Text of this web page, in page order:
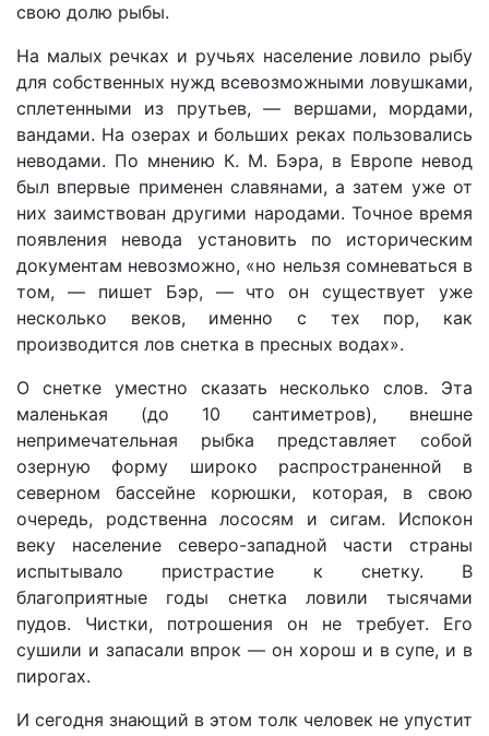
свою долю рыбы.
На малых речках и ручьях население ловило рыбу
для собственных нужд всевозможными ловушками,
сплетенными из прутьев, — вершами, мордами,
вандами. На озерах и больших реках пользовались
неводами. По мнению К. М. Бэра, в Европе невод
был впервые применен славянами, а затем уже от
них заимствован другими народами. Точное время
появления невода установить по историческим
документам невозможно, «но нельзя сомневаться в
том, — пишет Бэр, — что он существует уже
несколько веков, именно с тех пор, как
производится лов снетка в пресных водах».
О снетке уместно сказать несколько слов. Эта
маленькая (до 10 сантиметров), внешне
непримечательная рыбка представляет собой
озерную форму широко распространенной в
северном бассейне корюшки, которая, в свою
очередь, родственна лососям и сигам. Испокон
веку население северо-западной части страны
испытывало пристрастие к снетку. В
благоприятные годы снетка ловили тысячами
пудов. Чистки, потрошения он не требует. Его
сушили и запасали впрок — он хорош и в супе, и в
пирогах.
И сегодня знающий в этом толк человек не упустит